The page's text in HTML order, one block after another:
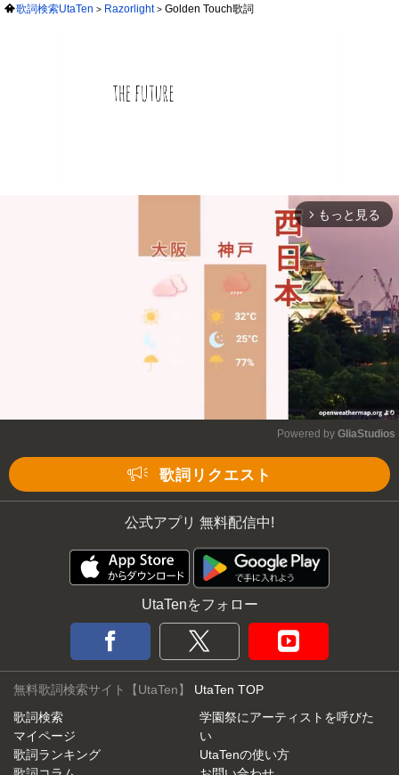
歌詞検索UtaTen Razorlight Golden Touch歌詞
arrow_forward_ios もっと見る
Powered by GliaStudios
歌詞リクエスト
公式アプリ 無料配信中!
UtaTenをフォロー
無料歌詞検索サイト【UtaTen】 UtaTen TOP
歌詞検索
マイページ
歌詞ランキング
学園祭にアーティストを呼びた
い
UtaTenの使い方